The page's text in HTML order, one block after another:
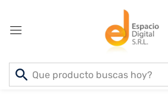
Inicio PRODUCTOS DEPORTE &
Sign in